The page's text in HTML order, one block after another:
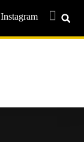
Instagram